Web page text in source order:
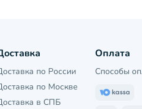
по России
по Москве
в СПБ
Оплата
Способы